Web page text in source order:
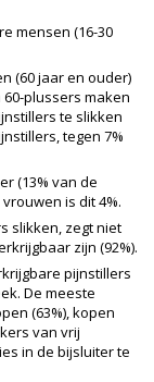
mensen (16-30
(60 jaar en ouder)
plussers maken
te slikken
tegen 7%
(13% van de
is dit 4%.
slikken, zegt niet
zijn (92%).
pijnstillers
De meeste
(63%), kopen
van vrij
in de bijsluiter te